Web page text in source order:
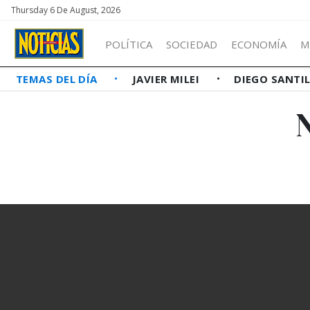
Thursday 6 De August, 2026
POLÍTICA SOCIEDAD ECONOMÍA
TEMAS DEL DÍA JAVIER MILEI DIEGO